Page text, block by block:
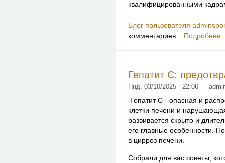
квалифицированными
Блог пользователя
комментариев
Подробнее
Гепатит С:
Пнд, 03/10/2025 - 22:06 —
Гепатит С - опасная и
клетки печени и
развивается скрыто и
его главные особенности.
в цирроз печени.
Собрали для вас советы,